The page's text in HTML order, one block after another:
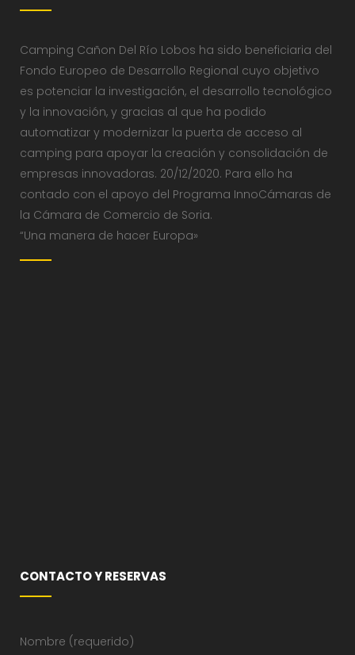
Camping Cañon Del Río Lobos ha sido beneficiaria del
Fondo Europeo de Desarrollo Regional cuyo objetivo
es potenciar la investigación, el desarrollo tecnológico
y la innovación, y gracias al que ha podido
automatizar y modernizar la puerta de acceso al
camping para apoyar la creación y consolidación de
empresas innovadoras. 20/12/2020. Para ello ha
contado con el apoyo del Programa InnoCámaras de
la Cámara de Comercio de Soria.
“Una manera de hacer Europa»
CONTACTO Y RESERVAS
Nombre (requerido)